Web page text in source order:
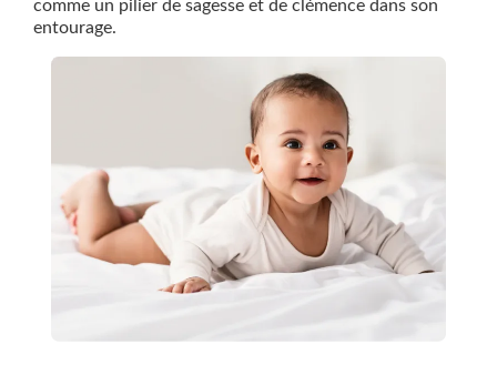
comme un pilier de sagesse et de clémence dans son
entourage.